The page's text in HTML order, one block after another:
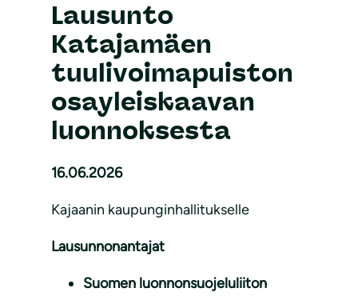
Lausunto
Katajamäen
tuulivoimapuiston
osayleiskaavan
luonnoksesta
16.06.2026
Kajaanin kaupunginhallitukselle
Lausunnonantajat
Suomen luonnonsuojeluliiton